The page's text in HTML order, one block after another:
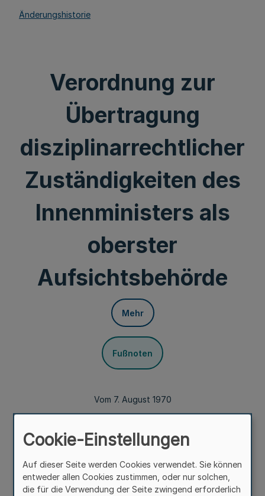
Änderungshistorie
Verordnung zur
Übertragung
disziplinarrechtlicher
Zuständigkeiten des
Innenministers als
oberster
Aufsichtsbehörde
Mehr
Fußnoten
Vom 7. August 1970
Nordrhein-Westfalen (DO NW) in der Fassung der
Bekanntmachung vom 20. Januar 1970 (GV. NW. S. 70)
wird verordnet:
Cookie-Einstellungen
Auf dieser Seite werden Cookies verwendet. Sie können
entweder allen Cookies zustimmen, oder nur solchen,
die für die Verwendung der Seite zwingend erforderlich